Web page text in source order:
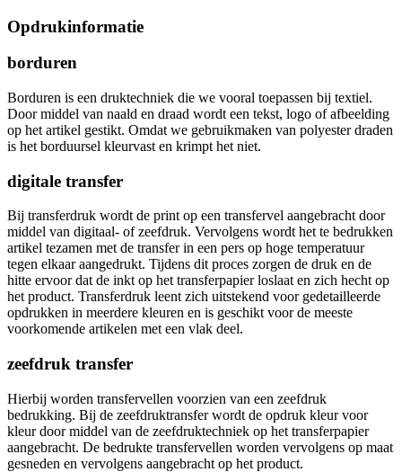
Opdrukinformatie
borduren
Borduren is een druktechniek die we vooral toepassen bij textiel.
Door middel van naald en draad wordt een tekst, logo of afbeelding
op het artikel gestikt. Omdat we gebruikmaken van polyester draden
is het borduursel kleurvast en krimpt het niet.
digitale transfer
Bij transferdruk wordt de print op een transfervel aangebracht door
middel van digitaal- of zeefdruk. Vervolgens wordt het te bedrukken
artikel tezamen met de transfer in een pers op hoge temperatuur
tegen elkaar aangedrukt. Tijdens dit proces zorgen de druk en de
hitte ervoor dat de inkt op het transferpapier loslaat en zich hecht op
het product. Transferdruk leent zich uitstekend voor gedetailleerde
opdrukken in meerdere kleuren en is geschikt voor de meeste
voorkomende artikelen met een vlak deel.
zeefdruk transfer
Hierbij worden transfervellen voorzien van een zeefdruk
bedrukking. Bij de zeefdruktransfer wordt de opdruk kleur voor
kleur door middel van de zeefdruktechniek op het transferpapier
aangebracht. De bedrukte transfervellen worden vervolgens op maat
gesneden en vervolgens aangebracht op het product.